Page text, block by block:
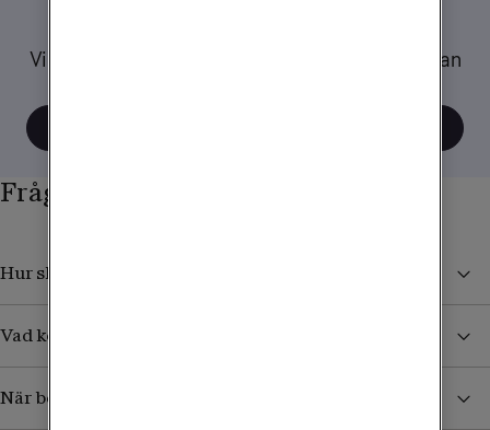
Vi har samlat ett gäng tips och råd om hur du kan
Frågor och svar
Hur skyddar jag mig från höga kostnader i utlandet?
Vad kostar det att ta emot sms/mms från Sverige?
När börjar jag betala för surf och samtal i utlandet?